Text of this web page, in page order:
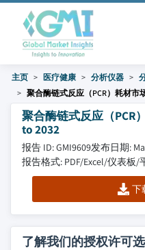
主页 医疗健康 分析仪器
聚合酶链式反应（PCR）耗材市
聚合酶链式反应（PCR
to 2032
报告 ID: GMI9609发布日期:
报告格式: PDF/Excel/仪表板/
下
了解我们的授权许可